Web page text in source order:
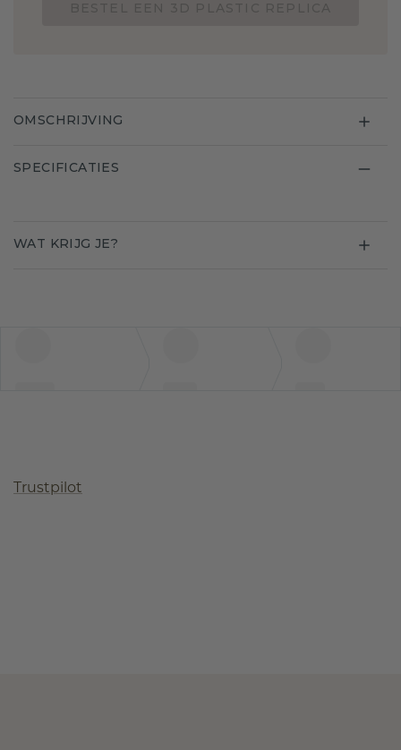
OMSCHRIJVING
SPECIFICATIES
WAT KRIJG JE?
Trustpilot